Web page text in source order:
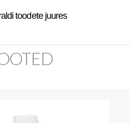
toodete juures